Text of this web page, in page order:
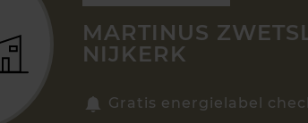
MARTINUS
NIJKERK
Gratis energielabel